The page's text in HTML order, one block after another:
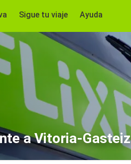
Sigue tu viaje Ayuda
a Vitoria-Gasteiz